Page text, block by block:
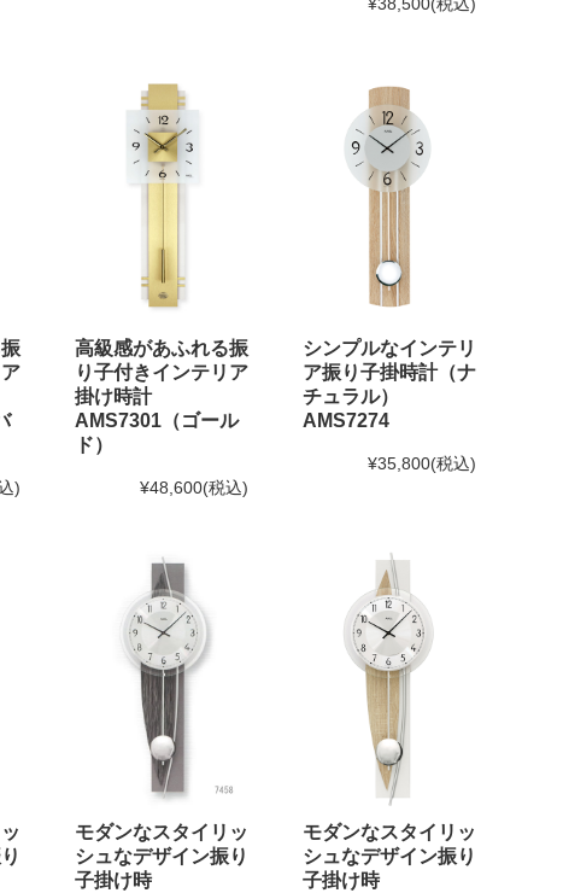
)
高級感があふれる振
り子付きインテリア
掛け時計
AMS7301（ゴール
ド）
¥48,600(税込)
シンプルなインテリ
ア振り子掛時計（ナ
チュラル）
AMS7274
¥35,800(税込)
モダンなスタイリッ
シュなデザイン振り
子掛け時
モダンなスタイリッ
シュなデザイン振り
子掛け時